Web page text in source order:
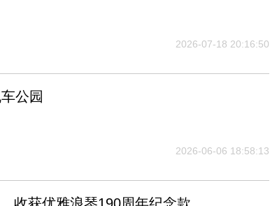
2026-07-18 20:16:50
公园
2026-06-06 18:58:13